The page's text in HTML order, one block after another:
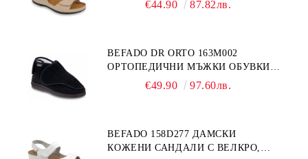
€44.90 87.82лв.
BEFADO DR ORTO 163M002
ОРТОПЕДИЧНИ МЪЖКИ ОБУВКИ
ЗА ГИПСИРАН ИЛИ СВРЪХ
€49.90 97.60лв.
BEFADO 158D277 ДАМСКИ
КОЖЕНИ САНДАЛИ С ВЕЛКРО,